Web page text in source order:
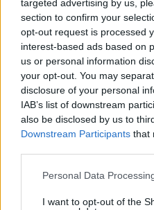
targeted advertising by us,
section to confirm your
opt-out request is processed
interest-based ads based on
us or personal information
your opt-out. You may
disclosure of your personal
IAB’s list of downstream
also be disclosed by us to
Downstream Participants that
Please note that this
not limited to your visit or
Personal Data
I want to opt-out of the
Thema Insights